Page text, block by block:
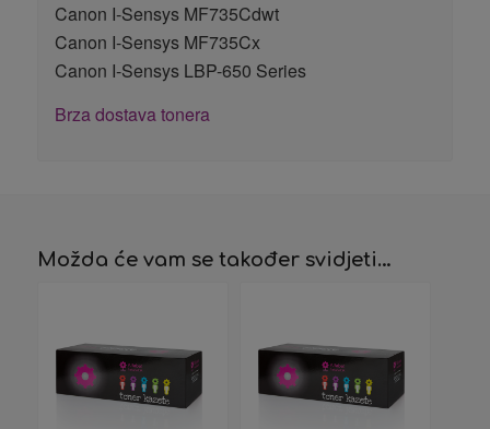
Canon I-Sensys MF735Cdwt
Canon I-Sensys MF735Cx
Canon I-Sensys LBP-650 Series
Brza dostava tonera
Možda će vam se također svidjeti…